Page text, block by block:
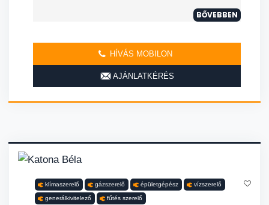
BŐVEBBEN
HÍVÁS MOBILON
AJÁNLATKÉRÉS
klímaszerelő gázszerelő épületgépész vízszerelő
generálkivitelező fűtés szerelő